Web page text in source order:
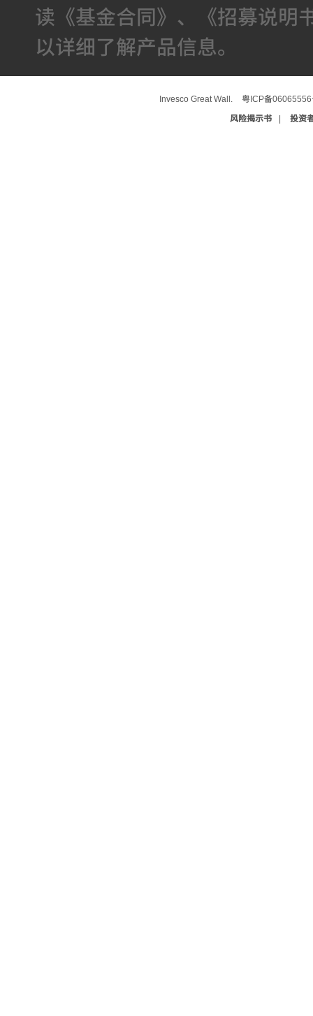
读《基金合同》、《招募说明
以详细了解产品信息。
Invesco Great Wall.
粤ICP备
风险揭示书
投资